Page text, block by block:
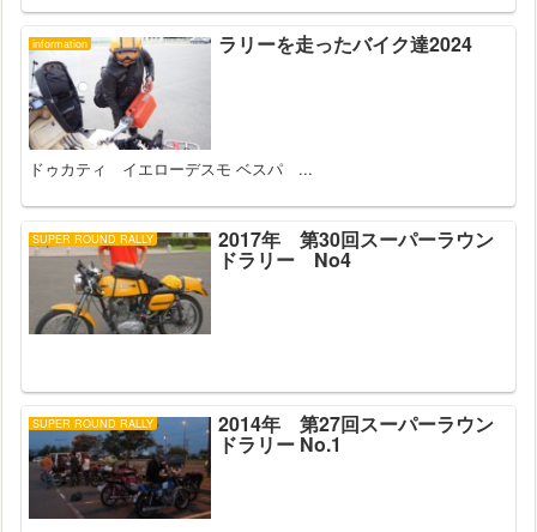
information ラリーを走ったバイク達2024
ドゥカティ イエローデスモ ベスパ ...
SUPER ROUND RALLY 2017年 第30回スーパーラウン
ドラリー No4
SUPER ROUND RALLY 2014年 第27回スーパーラウン
ドラリー No.1